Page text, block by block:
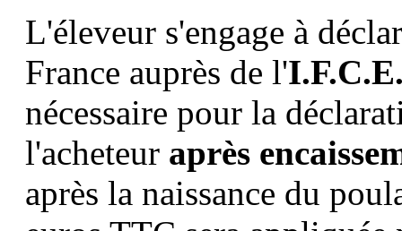
L'éleveur s'engage à
France auprès de l'
nécessaire pour la
l'acheteur après
après la naissance du